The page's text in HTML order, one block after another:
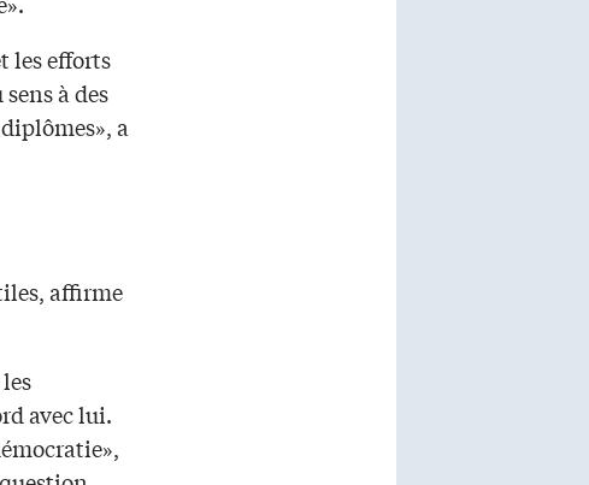
les efforts
à des
a
affirme
avec lui.